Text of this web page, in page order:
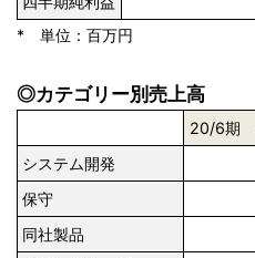
* 単位：百万円
◎カテゴリー別売上高
20/6期
システム開発
保守
同社製品